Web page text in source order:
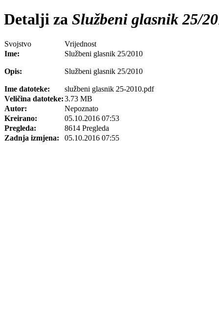
Detalji za Službeni glasnik 25/
Svojstvo
Vrijednost
Ime:
Službeni glasnik 25/2010
Opis: Službeni glasnik 25/2010
Ime datoteke:
službeni glasnik 25-2010.pdf
Veličina datoteke:3.73 MB
Autor:
Nepoznato
Kreirano:
05.10.2016 07:53
Pregleda:
8614 Pregleda
Zadnja izmjena:
05.10.2016 07:55